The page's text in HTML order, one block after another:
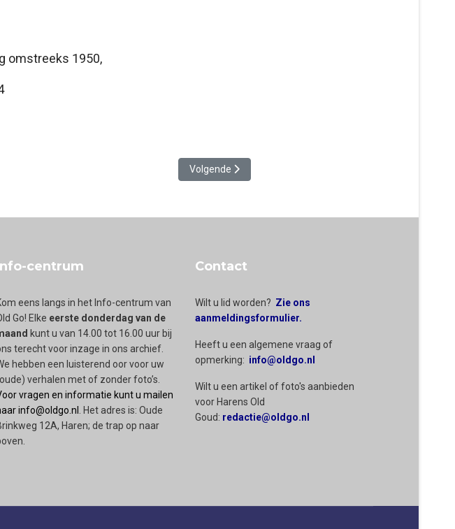
omstreeks 1950,
geleden Volgende artikel: Wat moest de gemeente met Glimmens
Volgende
centrum
eens langs in het Info-centrum van
Go! Elke eerste donderdag van de
kunt u van 14.00 tot 16.00 uur bij
terecht voor inzage in ons archief.
hebben een luisterend oor voor uw
verhalen met of zonder foto’s.
vragen en informatie kunt u mailen
info@oldgo.nl
. Het adres is: Oude
12A, Haren; de trap op naar
Contact
Wilt u lid worden? Zie ons
aanmeldingsformulier.
Heeft u een algemene vraag of
opmerking: info@oldgo.nl
Wilt u een artikel of foto's aanbieden
voor Harens Old
Goud: redactie@oldgo.nl